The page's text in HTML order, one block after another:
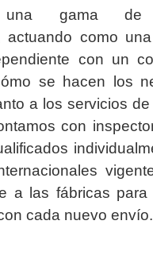
una gama de
actuando como una
con un
se hacen los
a los servicios
con
a las fábricas para
cada nuevo envío.